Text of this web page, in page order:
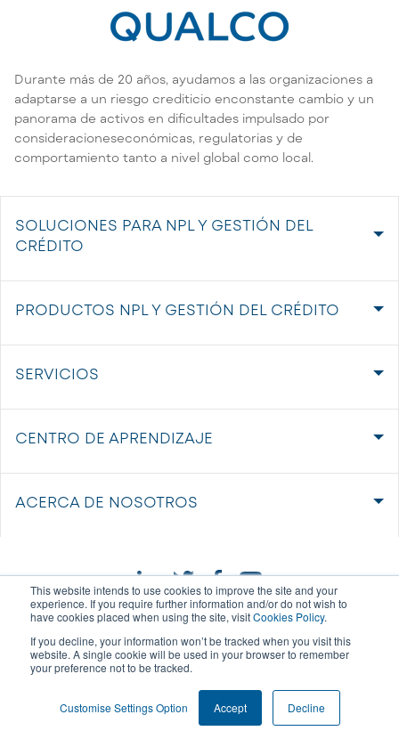
This website intends to use cookies to improve the site and your
experience. If you require further information and/or do not wish to
have cookies placed when using the site, visitCookies Policy.
If you decline, your information won’t be tracked when you visit this
website. A single cookie will be used in your browser to remember
your preference not to be tracked.
Customise Settings Option Accept Decline
Durante más de 20 años, ayudamos a las organizaciones a
adaptarse a un riesgo crediticio enconstante cambio y un
panorama de activos en dificultades impulsado por
consideracioneseconómicas, regulatorias y de
comportamiento tanto a nivel global como local.
SOLUCIONES PARA NPL Y GESTIÓN DEL
CRÉDITO
PRODUCTOS NPL Y GESTIÓN DEL CRÉDITO
SERVICIOS
CENTRO DE APRENDIZAJE
ACERCA DE NOSOTROS
© 2023 All rights reserved.